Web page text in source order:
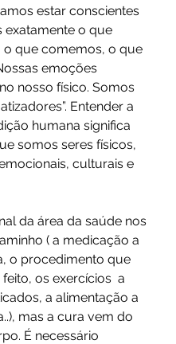
estar conscientes
exatamente o que
o que comemos, o que
emoções
nosso físico. Somos
Entender a
humana significa
somos seres físicos,
culturais e
da área da saúde nos
( a medicação a
o procedimento que
os exercícios  a
a alimentação a
mas a cura vem do
É necessário